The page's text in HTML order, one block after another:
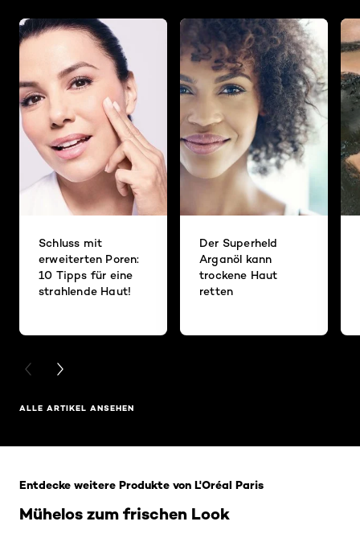
Schluss mit
erweiterten Poren:
10 Tipps für eine
strahlende Haut!
Der Superheld
Arganöl kann
trockene Haut
retten
PREVIOUS CARD
NEXT CARD
ALLE ARTIKEL ANSEHEN
Mühelos zum frischen Look
Entdecke weitere Produkte von L'Oréal Paris